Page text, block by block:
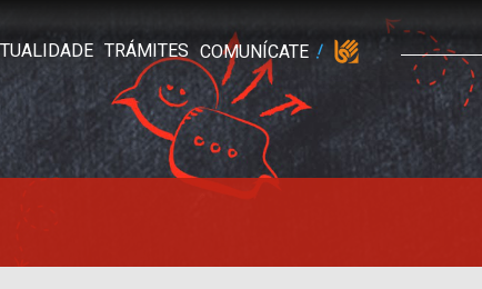
TRÁMITES COMUNÍCATE